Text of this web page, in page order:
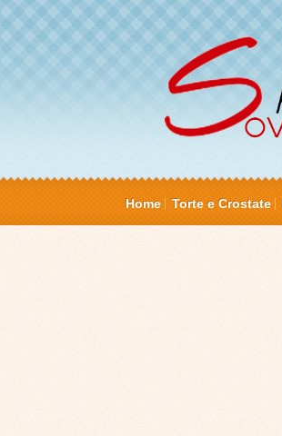
Home Torte e Crostate